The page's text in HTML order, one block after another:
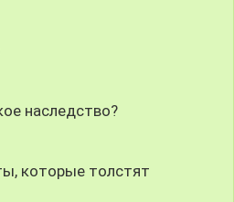
наследство?
которые толстят